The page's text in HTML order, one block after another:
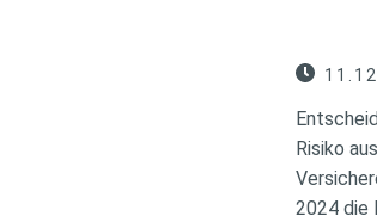
Risiko
2024 die